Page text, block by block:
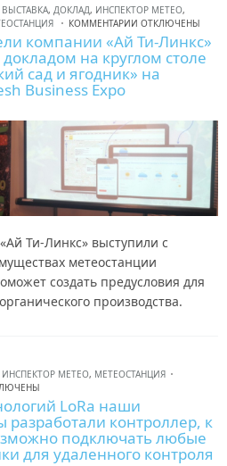
ВЫСТАВКА, ДОКЛАД, ИНСПЕКТОР МЕТЕО,
КОММЕНТАРИИ ОТКЛЮЧЕНЫ
компании «Ай Ти-Линкс»
на круглом столе
сад и ягодник» на
Business Expo
Ти-Линкс» выступили с
метеостанции
создать предусловия для
производства.
ИНСПЕКТОР МЕТЕО, МЕТЕОСТАНЦИЯ
LoRa наши
разработали контроллер, к
подключать любые
для удаленного контроля